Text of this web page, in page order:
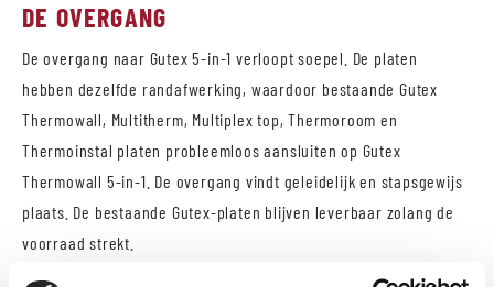
DE OVERGANG
De overgang naar Gutex 5-in-1 verloopt soepel. De platen
hebben dezelfde randafwerking, waardoor bestaande Gutex
Thermowall, Multitherm, Multiplex top, Thermoroom en
Thermoinstal platen probleemloos aansluiten op Gutex
Thermowall 5-in-1. De overgang vindt geleidelijk en stapsgewijs
plaats. De bestaande Gutex-platen blijven leverbaar zolang de
voorraad strekt.